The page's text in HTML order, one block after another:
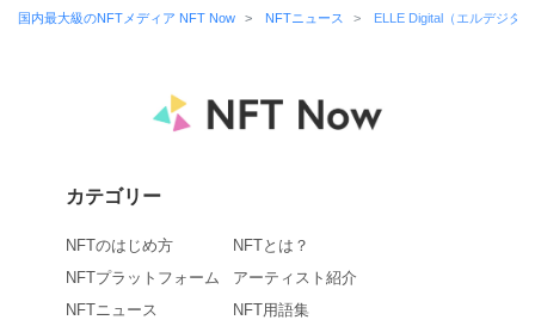
国内最大級のNFTメディア NFT Now NFTニュース ELLE Digital（エルデジタ
カテゴリー
NFTのはじめ方
NFTとは？
NFTプラットフォーム
アーティスト紹介
NFTニュース
NFT用語集